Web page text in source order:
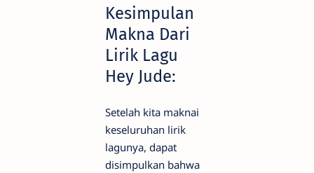
Kesimpulan
Makna Dari
Lirik Lagu
Hey Jude:
Setelah kita maknai
keseluruhan lirik
lagunya, dapat
disimpulkan bahwa